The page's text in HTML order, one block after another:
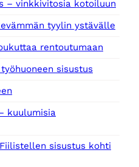
– vinkkivitosia kotoiluun
tyylin ystävälle
rentoutumaan
sisustus
kuulumisia
sisustus kohti